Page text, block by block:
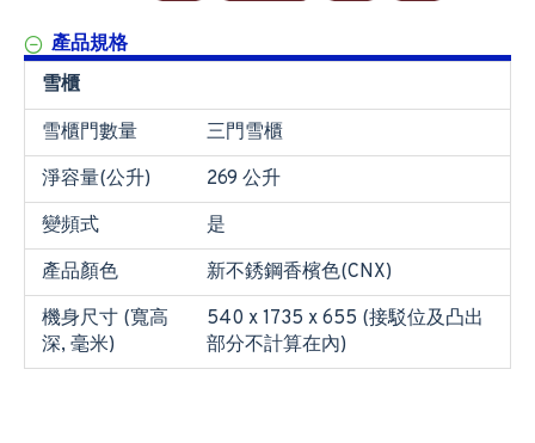
產品規格
雪櫃
雪櫃門數量
三門雪櫃
淨容量(公升)
269 公升
變頻式
是
產品顏色
新不銹鋼香檳色(CNX)
機身尺寸 (寬高
深, 毫米)
540 x 1735 x 655 (接駁位及凸出
部分不計算在內)